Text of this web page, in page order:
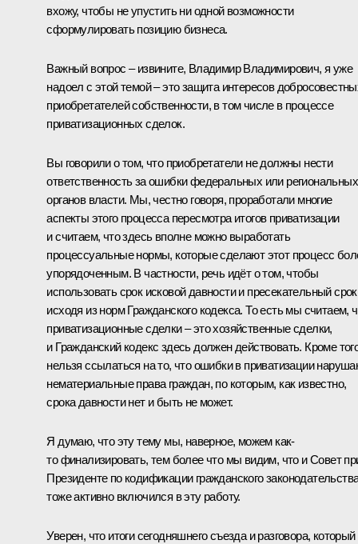
вхожу, чтобы не упустить ни одной возможности
сформулировать позицию бизнеса.
Важный вопрос – извините, Владимир Владимирович, я уже
надоел с этой темой – это защита интересов
приобретателей собственности, в том числе в процессе
приватизационных сделок.
Вы говорили о том, что приобретатели не должны нести
ответственность за ошибки федеральных или региональных
органов власти. Мы, честно говоря, проработали многие
аспекты этого процесса пересмотра итогов приватизации
и считаем, что здесь вполне можно выработать
процессуальные нормы, которые сделают этот процесс
упорядоченным. В частности, речь идёт о том, чтобы
использовать срок исковой давности и пресекательный срок
исходя из норм Гражданского кодекса. То есть мы считаем,
приватизационные сделки – это хозяйственные сделки,
и Гражданский кодекс здесь должен действовать. Кроме
нельзя ссылаться на то, что ошибки в приватизации
нематериальные права граждан, по которым, как известно,
срока давности нет и быть не может.
Я думаю, что эту тему мы, наверное, можем как-
то финализировать, тем более что мы видим, что и Совет
Президенте по кодификации гражданского
тоже активно включился в эту работу.
Уверен, что итоги сегодняшнего съезда и разговора, который